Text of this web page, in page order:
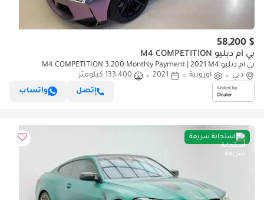
$ 58,200
بي أم دبليو M4 COMPETITION
بي أم دبليو M4 COMPETITION 3,200 Monthly Payment | 2021 M4
Competition | Full Service History from Day 1 | Unique Wrapping
دبي أوروبية 2021
133,400 كيلومتر
إتصل
واتساب
استجابة سريعة